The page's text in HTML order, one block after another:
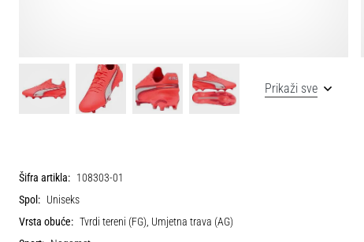
Prikaži sve
Šifra artikla: 108303-01
Spol: Uniseks
Vrsta obuće: Tvrdi tereni (FG), Umjetna trava (AG)